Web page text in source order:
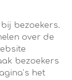
bezoekers.
over de
bezoekers
het